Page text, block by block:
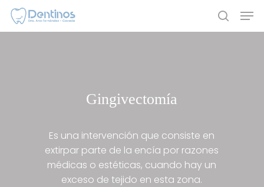
Skip
Gingivectomía
Es una intervención que consiste en
extirpar parte de la encía por razones
médicas o estéticas, cuando hay un
exceso de tejido en esta zona.